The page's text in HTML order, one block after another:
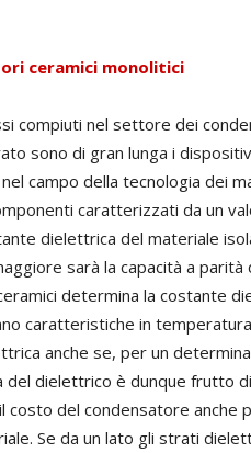
ceramici monolitici
compiuti nel settore dei
sono di gran lunga i
campo della tecnologia dei
caratterizzati da un
dielettrica del materiale
sarà la capacità a
determina la costante
caratteristiche in
anche se, per un
del dielettrico è dunque frutto
costo del condensatore anche
Se da un lato gli strati